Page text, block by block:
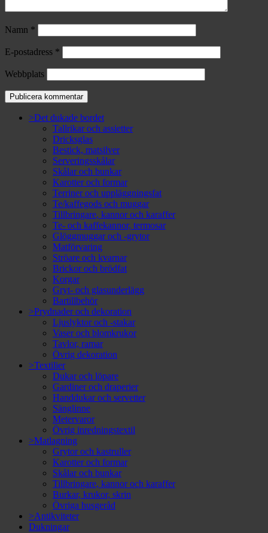
Namn *
E-postadress *
Webbplats
>Det dukade bordet
Tallrikar och assietter
Dricksglas
Bestick, matsilver
Serveringsskålar
Skålar och bunkar
Karotter och formar
Terriner och uppläggningsfat
Te/kaffegods och muggar
Tillbringare, kannor och karaffer
Te- och kaffekannor, termosar
Glöggmuggar och -grytor
Matförvaring
Ströare och kvarnar
Brickor och brödfat
Korgar
Gryt- och glasunderlägg
Bartillbehör
>Prydnader och dekoration
Ljuslyktor och -stakar
Vaser och blomkrukor
Tavlor, ramar
Övrig dekoration
>Textilier
Dukar och löpare
Gardiner och draperier
Handdukar och servetter
Sänglinne
Metervaror
Övrig inredningstextil
>Matlagning
Grytor och kastruller
Karotter och formar
Skålar och bunkar
Tillbringare, kannor och karaffer
Burkar, krukor, skrin
Övriga husgeråd
>Antikviteter
Dukningar